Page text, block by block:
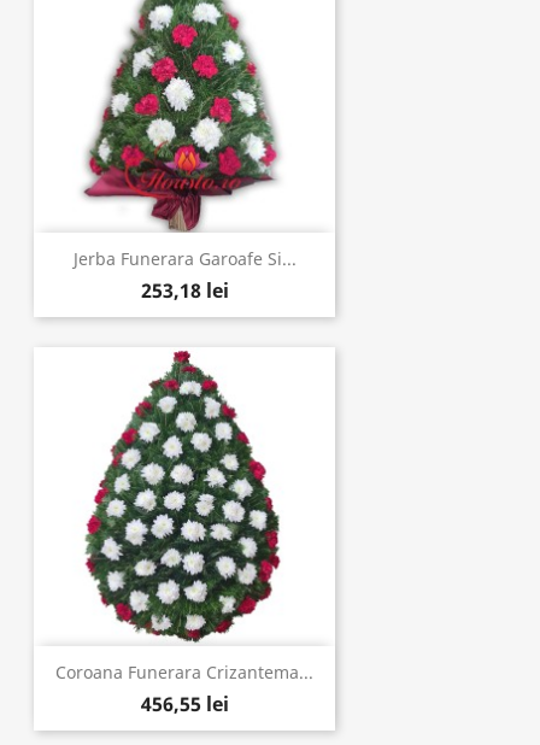
Jerba Funerara Garoafe Si...
253,18 lei
Coroana Funerara Crizantema...
456,55 lei